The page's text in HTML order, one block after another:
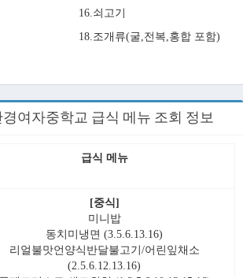
16.쇠고기
18.조개류(굴,전복,홍합 포함)
경여자중학교 급식 메뉴 조회 정보
급식 메뉴
[중식]
미니밥
동치미냉면 (3.5.6.13.16)
리얼불맛언양식반달불고기/어린잎채소
(2.5.6.12.13.16)